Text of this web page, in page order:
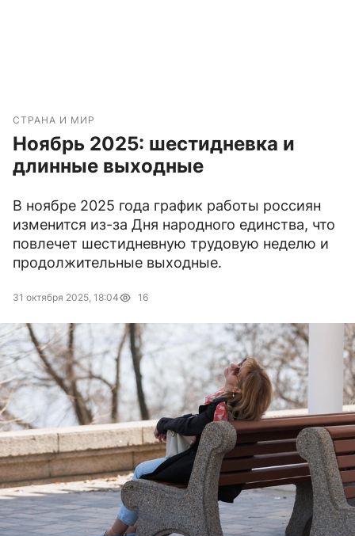
СТРАНА И МИР
Ноябрь 2025: шестидневка и
длинные выходные
В ноябре 2025 года график работы россиян
изменится из-за Дня народного единства, что
повлечет шестидневную трудовую неделю и
продолжительные выходные.
31 октября 2025, 18:04 16